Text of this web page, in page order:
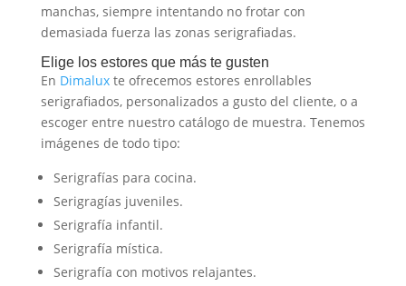
manchas, siempre intentando no frotar con
demasiada fuerza las zonas serigrafiadas.
Elige los estores que más te gusten
En Dimalux te ofrecemos estores enrollables
serigrafiados, personalizados a gusto del cliente, o a
escoger entre nuestro catálogo de muestra. Tenemos
imágenes de todo tipo:
Serigrafías para cocina.
Serigragías juveniles.
Serigrafía infantil.
Serigrafía mística.
Serigrafía con motivos relajantes.